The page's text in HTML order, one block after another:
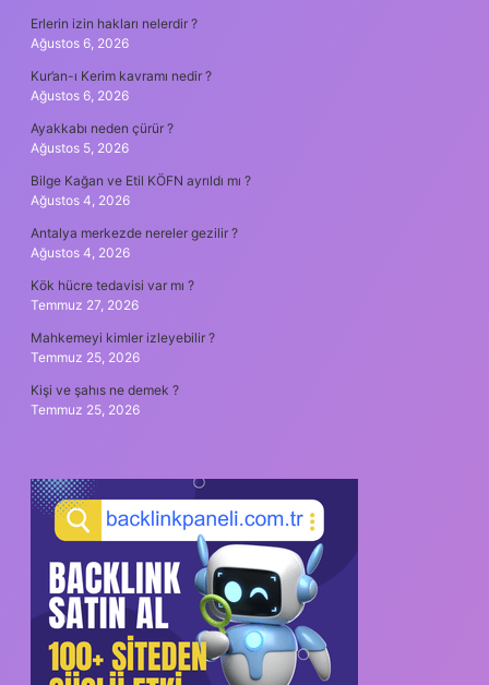
Erlerin izin hakları nelerdir ?
Ağustos 6, 2026
Kur’an-ı Kerim kavramı nedir ?
Ağustos 6, 2026
Ayakkabı neden çürür ?
Ağustos 5, 2026
Bilge Kağan ve Etil KÖFN ayrıldı mı ?
Ağustos 4, 2026
Antalya merkezde nereler gezilir ?
Ağustos 4, 2026
Kök hücre tedavisi var mı ?
Temmuz 27, 2026
Mahkemeyi kimler izleyebilir ?
Temmuz 25, 2026
Kişi ve şahıs ne demek ?
Temmuz 25, 2026